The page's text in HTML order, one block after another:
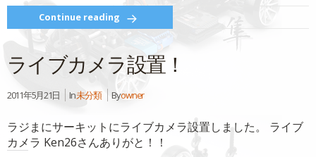
し
て
Twitter
で
(新
し
い
ィ
ン
で
開
き
ま
す
る
に
は
ク
ッ
ク
し
く
だ
(新
い
ウ
Continue reading
ライブカメラ設置！
2011年5月21日 In未分類 Byowner
ラジまにサーキットにライブカメラ設置しました。 ライブ
カメラ Ken26さんありがと！！